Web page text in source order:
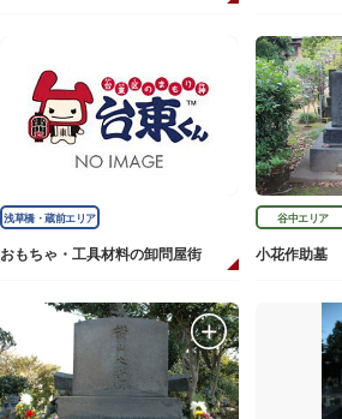
浅草橋・蔵前エリア
おもちゃ・工具材料の卸問屋街
谷中エリア
小花作助墓